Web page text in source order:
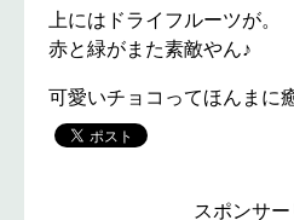
上にはドライフルーツが。
赤と緑がまた素敵やん♪
可愛いチョコってほんまに
スポンサ